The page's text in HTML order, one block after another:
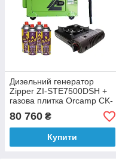
Дизельний генератор
Zipper ZI-STE7500DSH +
газова плитка Orcamp CK-
505 + 4 газових картриджа
400 мл
80 760 ₴
Купити